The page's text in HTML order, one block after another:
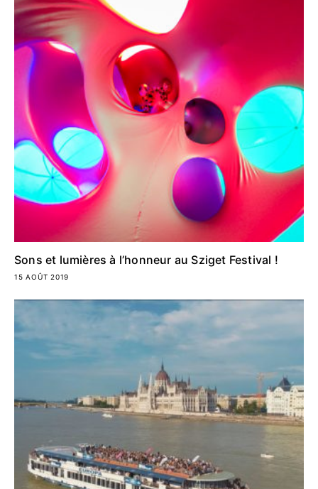
Sons et lumières à l’honneur au Sziget Festival !
15 AOÛT 2019